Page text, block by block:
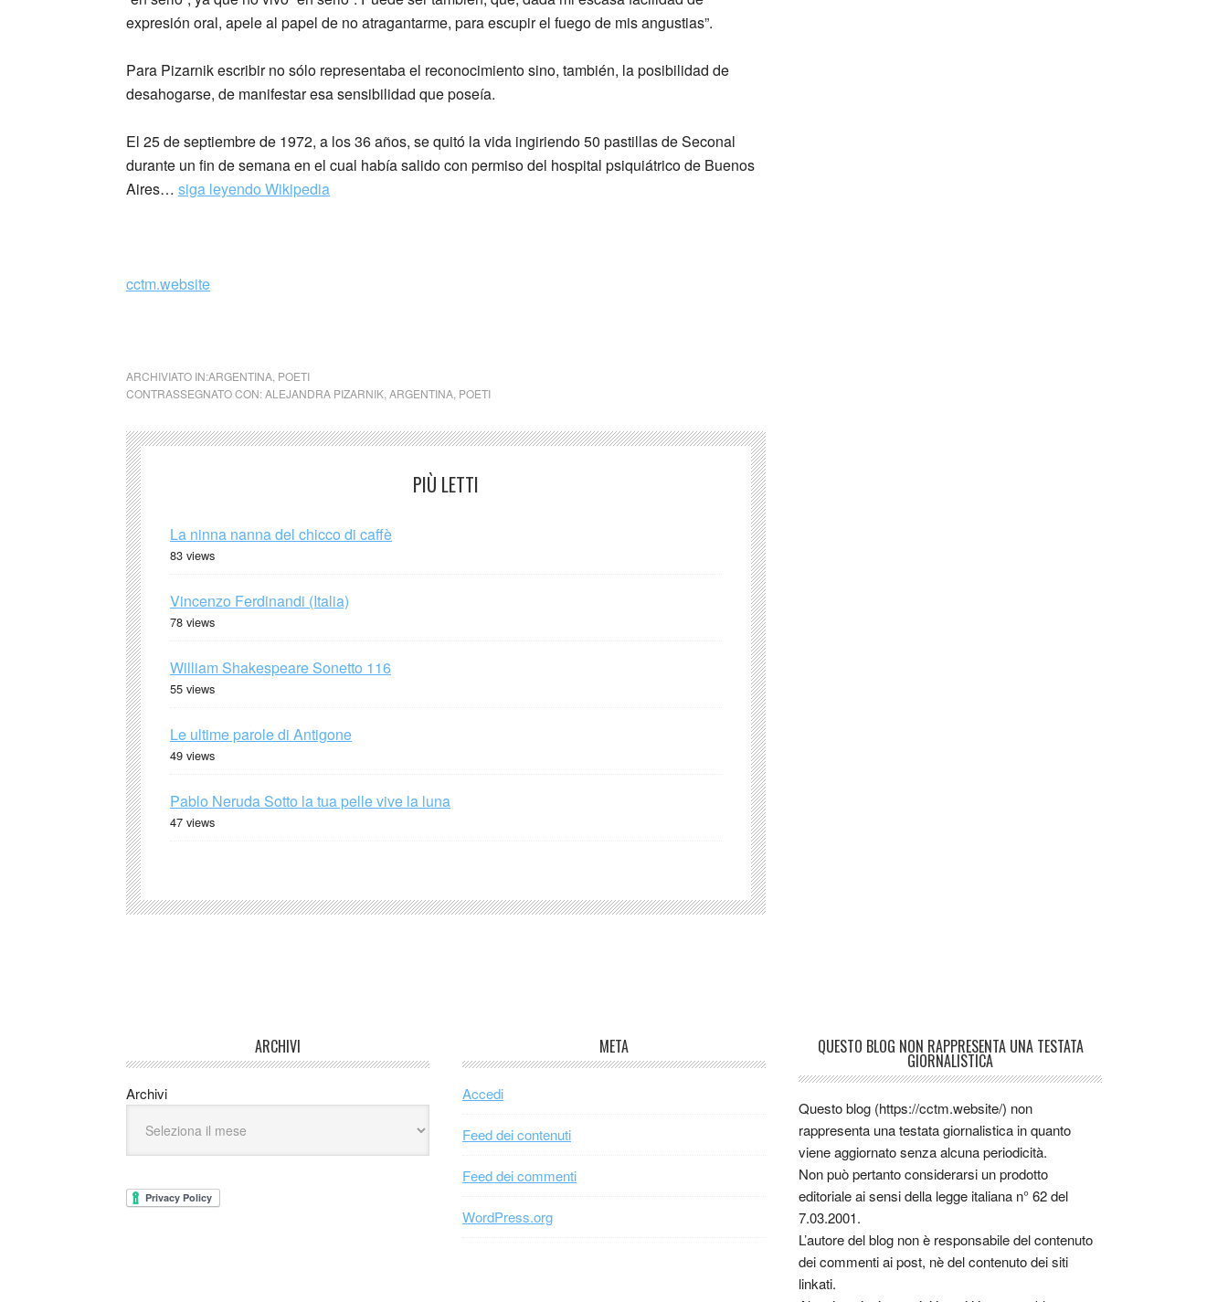
expresión oral, apele al papel de no atragantarme, para escupir el fuego de mis angustias”.
Para Pizarnik escribir no sólo representaba el reconocimiento sino, también, la posibilidad de
desahogarse, de manifestar esa sensibilidad que poseía.
El 25 de septiembre de 1972, a los 36 años, se quitó la vida ingiriendo 50 pastillas de Seconal
durante un fin de semana en el cual había salido con permiso del hospital psiquiátrico de Buenos
Aires… siga leyendo Wikipedia
cctm.website
ARCHIVIATO IN:ARGENTINA POETI
CONTRASSEGNATO CON:ALEJANDRA PIZARNIK ARGENTINA POETI
PIÙ LETTI
La ninna nanna del chicco di caffè
83 views
Vincenzo Ferdinandi (Italia)
78 views
William Shakespeare Sonetto 116
55 views
Le ultime parole di Antigone
49 views
Pablo Neruda Sotto la tua pelle vive la luna
47 views
ARCHIVI
Archivi
META
Accedi
Feed dei contenuti
Feed dei commenti
WordPress.org
QUESTO BLOG NON RAPPRESENTA UNA TESTATA
GIORNALISTICA
Questo blog (https://cctm.website/) non
rappresenta una testata giornalistica in quanto
viene aggiornato senza alcuna periodicità.
Non può pertanto considerarsi un prodotto
editoriale ai sensi della legge italiana n° 62 del
7.03.2001.
L’autore del blog non è responsabile del contenuto
dei commenti ai post, nè del contenuto dei siti
linkati.